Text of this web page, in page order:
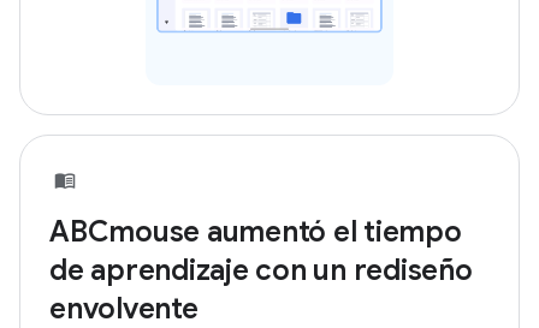
ABCmouse aumentó el tiempo
de aprendizaje con un rediseño
envolvente